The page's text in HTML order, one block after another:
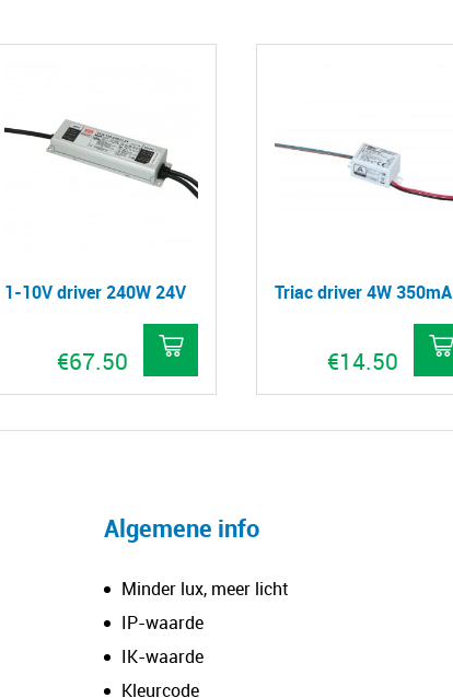
1-10V driver 240W 24V
€67.50
Triac driver 4W 350mA
€14.50
Algemene info
Minder lux, meer licht
IP-waarde
IK-waarde
Kleurcode